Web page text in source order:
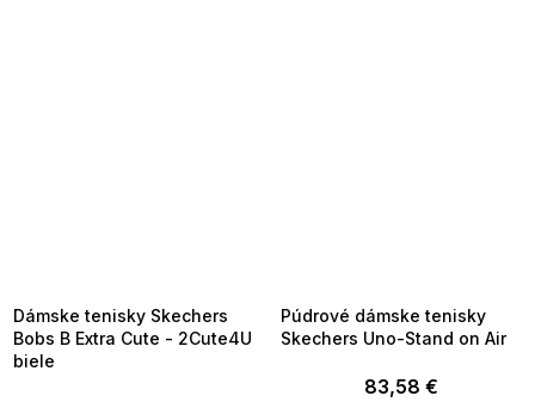
Dámske tenisky Skechers
Bobs B Extra Cute - 2Cute4U
biele
Púdrové dámske tenisky
Skechers Uno-Stand on Air
83,58 €